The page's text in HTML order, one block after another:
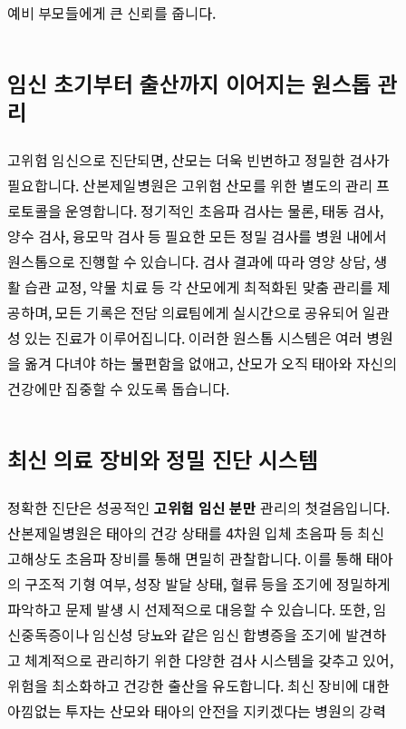
예비 부모들에게 큰 신뢰를 줍니다.
임신 초기부터 출산까지 이어지는 원스톱 관
리
고위험 임신으로 진단되면, 산모는 더욱 빈번하고 정밀한 검사가
필요합니다. 산본제일병원은 고위험 산모를 위한 별도의 관리 프
로토콜을 운영합니다. 정기적인 초음파 검사는 물론, 태동 검사,
양수 검사, 융모막 검사 등 필요한 모든 정밀 검사를 병원 내에서
원스톱으로 진행할 수 있습니다. 검사 결과에 따라 영양 상담, 생
활 습관 교정, 약물 치료 등 각 산모에게 최적화된 맞춤 관리를 제
공하며, 모든 기록은 전담 의료팀에게 실시간으로 공유되어 일관
성 있는 진료가 이루어집니다. 이러한 원스톱 시스템은 여러 병원
을 옮겨 다녀야 하는 불편함을 없애고, 산모가 오직 태아와 자신의
건강에만 집중할 수 있도록 돕습니다.
최신 의료 장비와 정밀 진단 시스템
정확한 진단은 성공적인 고위험 임신 분만 관리의 첫걸음입니다.
산본제일병원은 태아의 건강 상태를 4차원 입체 초음파 등 최신
고해상도 초음파 장비를 통해 면밀히 관찰합니다. 이를 통해 태아
의 구조적 기형 여부, 성장 발달 상태, 혈류 등을 조기에 정밀하게
파악하고 문제 발생 시 선제적으로 대응할 수 있습니다. 또한, 임
신중독증이나 임신성 당뇨와 같은 임신 합병증을 조기에 발견하
고 체계적으로 관리하기 위한 다양한 검사 시스템을 갖추고 있어,
위험을 최소화하고 건강한 출산을 유도합니다. 최신 장비에 대한
아낌없는 투자는 산모와 태아의 안전을 지키겠다는 병원의 강력